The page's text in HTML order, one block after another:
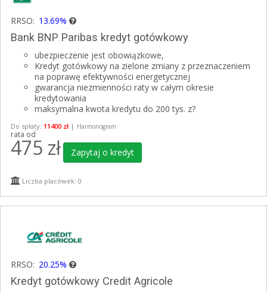
RRSO: 13.69%
Bank BNP Paribas kredyt gotówkowy
ubezpieczenie jest obowiązkowe,
Kredyt gotówkowy na zielone zmiany z przeznaczeniem
na poprawę efektywności energetycznej
gwarancja niezmienności raty w całym okresie
kredytowania
maksymalna kwota kredytu do 200 tys. z?
Do spłaty: 11400 zł | Harmonogram
rata od
475 zł Zapytaj o kredyt
Liczba placówek: 0
RRSO: 20.25%
Kredyt gotówkowy Credit Agricole